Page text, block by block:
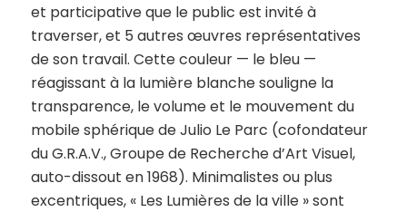
et participative que le public est invité à
traverser, et 5 autres œuvres représentatives
de son travail. Cette couleur — le bleu —
réagissant à la lumière blanche souligne la
transparence, le volume et le mouvement du
mobile sphérique de Julio Le Parc (cofondateur
du G.R.A.V., Groupe de Recherche d’Art Visuel,
auto-dissout en 1968). Minimalistes ou plus
excentriques, « Les Lumières de la ville » sont